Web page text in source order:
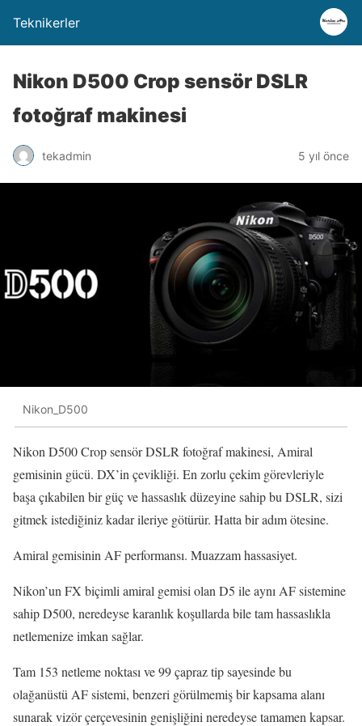
Teknikerler
Nikon D500 Crop sensör DSLR
fotoğraf makinesi
tekadmin 5 yıl önce
Nikon_D500
Nikon D500 Crop sensör DSLR fotoğraf makinesi, Amiral
gemisinin gücü. DX’in çevikliği. En zorlu çekim görevleriyle
başa çıkabilen bir güç ve hassaslık düzeyine sahip bu DSLR, sizi
gitmek istediğiniz kadar ileriye götürür. Hatta bir adım ötesine.
Amiral gemisinin AF performansı. Muazzam hassasiyet.
Nikon’un FX biçimli amiral gemisi olan D5 ile aynı AF sistemine
sahip D500, neredeyse karanlık koşullarda bile tam hassaslıkla
netlemenize imkan sağlar.
Tam 153 netleme noktası ve 99 çapraz tip sayesinde bu
olağanüstü AF sistemi, benzeri görülmemiş bir kapsama alanı
sunarak vizör çerçevesinin genişliğini neredeyse tamamen kapsar.